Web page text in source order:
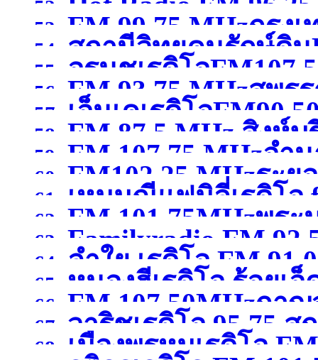
ปทุมธานี )
52.
สมุทรสาคร )
53. FM 99.75 MHzกรุง
กรุงเทพมหานคร )
54.
สถานีวิทยุคนรักษ์ดิน
เชียงใหม่ )
55. อรนุชเรดิโอ
56. FM 93.75 MHzสุพร
57. เอ็นเคเรดิโอ
58. FM 87.5 MHz สิงห์บุ
59. FM 107.75 MHzอำ
60. FM102.25 MHzระย
61.
เหมมณีแฟมิลี่เรดิโอ
นครศรีธรรมราช(จังหวั
62. FM 101.75MHzพร
พระนครศรีอยุธยา )
63. Familyradio FM
64. ลำใย เรดิโอ FM
65. หนองฮีเรดิโอ ร้อยเอ็
66. FM 107.50MHzกา
67. วาริชเรดิโอ 95.75 ส
68.
เมืองพรหมเรดิโอ